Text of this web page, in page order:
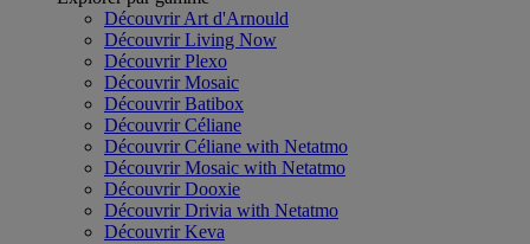
Découvrir Art d'Arnould
Découvrir Living Now
Découvrir Plexo
Découvrir Mosaic
Découvrir Batibox
Découvrir Céliane
Découvrir Céliane with Netatmo
Découvrir Mosaic with Netatmo
Découvrir Dooxie
Découvrir Drivia with Netatmo
Découvrir Keva